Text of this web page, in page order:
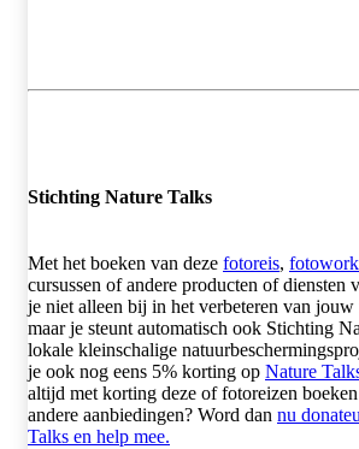
Stichting Nature Talks
Met het boeken van deze fotoreis,
cursussen of andere producten of diensten
je niet alleen bij in het verbeteren van
maar je steunt automatisch ook Stichting
lokale kleinschalige
je ook nog eens 5% korting op Nature
altijd met korting deze of fotoreizen
andere aanbiedingen? Word dan nu
Talks en help mee.